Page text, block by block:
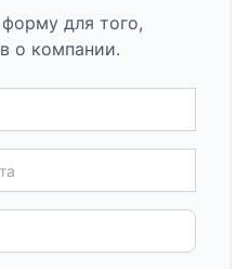
для того,
о компании.